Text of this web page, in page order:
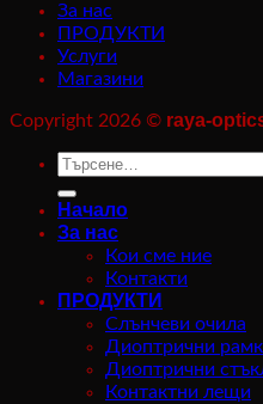
За нас
ПРОДУКТИ
Услуги
Магазини
Copyright 2026 © raya-
Търсене
Начало
За нас
Кои сме ние
Контакти
ПРОДУКТИ
Слънчеви очила
Диоптрични
Диоптрични
Контактни лещи